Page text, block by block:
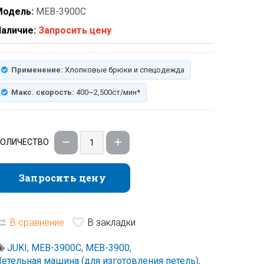
MEB-3900C
Запросить цену
Применение: Хлопковые брюки и спецодежда
Макс. скорость: 400~2,500ст/мин*
Запросить цену
Запросить цену
В сравнение В закладки
JUKI, MEB-3900C, MEB-3900,
машина (для изготовления петель),